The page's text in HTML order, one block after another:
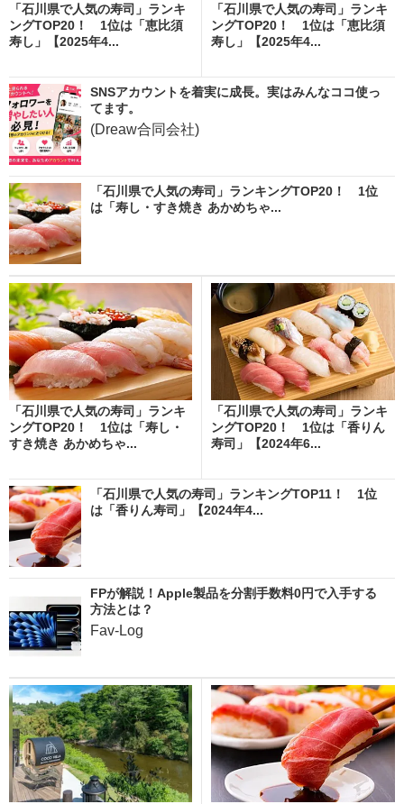
「石川県で人気の寿司」ランキ
ングTOP20！ 1位は「恵比須
寿し」【2025年4...
「石川県で人気の寿司」ランキ
ングTOP20！ 1位は「恵比須
寿し」【2025年4...
SNSアカウントを着実に成長。実はみんなココ使っ
てます。
(Dreaw合同会社)
「石川県で人気の寿司」ランキングTOP20！ 1位
は「寿し・すき焼き あかめちゃ...
「石川県で人気の寿司」ランキ
ングTOP20！ 1位は「寿し・
すき焼き あかめちゃ...
「石川県で人気の寿司」ランキ
ングTOP20！ 1位は「香りん
寿司」【2024年6...
「石川県で人気の寿司」ランキングTOP11！ 1位
は「香りん寿司」【2024年4...
FPが解説！Apple製品を分割手数料0円で入手する
方法とは？
Fav-Log